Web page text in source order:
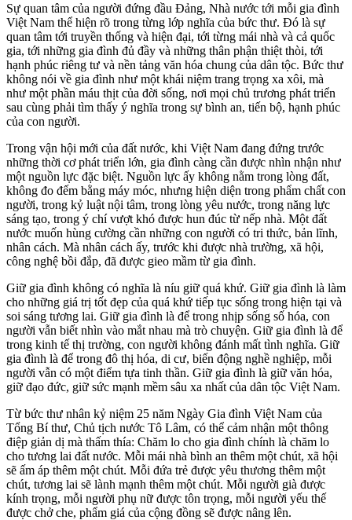
Sự quan tâm của người đứng đầu Đảng, Nhà nước tới mỗi gia đình
Việt Nam thể hiện rõ trong từng lớp nghĩa của bức thư. Đó là sự
quan tâm tới truyền thống và hiện đại, tới từng mái nhà và cả quốc
gia, tới những gia đình đủ đầy và những thân phận thiệt thòi, tới
hạnh phúc riêng tư và nền tảng văn hóa chung của dân tộc. Bức thư
không nói về gia đình như một khái niệm trang trọng xa xôi, mà
như một phần máu thịt của đời sống, nơi mọi chủ trương phát triển
sau cùng phải tìm thấy ý nghĩa trong sự bình an, tiến bộ, hạnh phúc
của con người.
Trong vận hội mới của đất nước, khi Việt Nam đang đứng trước
những thời cơ phát triển lớn, gia đình càng cần được nhìn nhận như
một nguồn lực đặc biệt. Nguồn lực ấy không nằm trong lòng đất,
không đo đếm bằng máy móc, nhưng hiện diện trong phẩm chất con
người, trong kỷ luật nội tâm, trong lòng yêu nước, trong năng lực
sáng tạo, trong ý chí vượt khó được hun đúc từ nếp nhà. Một đất
nước muốn hùng cường cần những con người có tri thức, bản lĩnh,
nhân cách. Mà nhân cách ấy, trước khi được nhà trường, xã hội,
công nghệ bồi đắp, đã được gieo mầm từ gia đình.
Giữ gia đình không có nghĩa là níu giữ quá khứ. Giữ gia đình là làm
cho những giá trị tốt đẹp của quá khứ tiếp tục sống trong hiện tại và
soi sáng tương lai. Giữ gia đình là để trong nhịp sống số hóa, con
người vẫn biết nhìn vào mắt nhau mà trò chuyện. Giữ gia đình là để
trong kinh tế thị trường, con người không đánh mất tình nghĩa. Giữ
gia đình là để trong đô thị hóa, di cư, biến động nghề nghiệp, mỗi
người vẫn có một điểm tựa tinh thần. Giữ gia đình là giữ văn hóa,
giữ đạo đức, giữ sức mạnh mềm sâu xa nhất của dân tộc Việt Nam.
Từ bức thư nhân kỷ niệm 25 năm Ngày Gia đình Việt Nam của
Tổng Bí thư, Chủ tịch nước Tô Lâm, có thể cảm nhận một thông
điệp giản dị mà thấm thía: Chăm lo cho gia đình chính là chăm lo
cho tương lai đất nước. Mỗi mái nhà bình an thêm một chút, xã hội
sẽ ấm áp thêm một chút. Mỗi đứa trẻ được yêu thương thêm một
chút, tương lai sẽ lành mạnh thêm một chút. Mỗi người già được
kính trọng, mỗi người phụ nữ được tôn trọng, mỗi người yếu thế
được chở che, phẩm giá của cộng đồng sẽ được nâng lên.